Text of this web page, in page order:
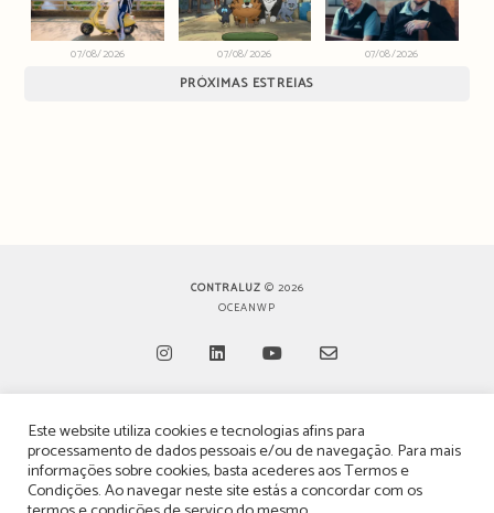
07/08/2026 07/08/2026 07/08/2026
PRÓXIMAS ESTREIAS
CONTRALUZ © 2026
OCEANWP
in
a
new
in
a
new
in
a
new
in
a
new
TERMOS, CONDIÇÕES & POLÍTICA DE PRIVACIDADE
ESTATUTO EDITORIAL
Este website utiliza cookies e tecnologias afins para
processamento de dados pessoais e/ou de navegação. Para mais
informações sobre cookies, basta acederes aosTermos e
Condições. Ao navegar neste site estás a concordar com os